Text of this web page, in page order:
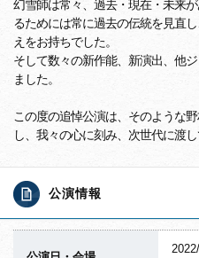
幻雪師は常々、過去・現在・未来
るためには常に過去の伝統を見直
えをお持ちでした。
そして数々の新作能、新演出、他
ました。
この度の追悼公演は、そのような
し、我々の心に刻み、次世代に渡
公演情報